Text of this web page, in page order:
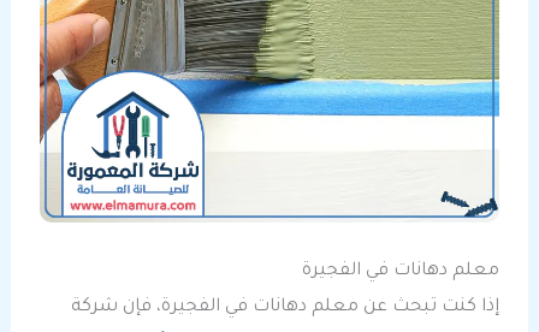
معلم دهانات في الفجيرة
إذا كنت تبحث عن معلم دهانات في الفجيرة، فإن شركة